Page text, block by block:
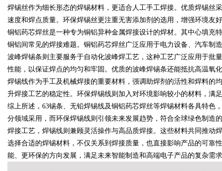
!
Bo
焊锡丝作为细长形态的焊锡材料，更适合人工手工焊接。优质焊锡丝
速度和焊点质量。环保焊锡丝更注重无害添加剂的选用，增强环境友
铜铝药芯焊丝是一种专为铜铝异种金属焊接设计的焊材。其中心填充
铜铝间常见的焊接难题。铜铝药芯焊丝广泛应用于电力设备、汽车制
波峰焊锡条则主要服务于自动化波峰焊工艺，这种工艺广泛应用于批
性能，以保证焊点的均匀和牢固。优质的波峰焊锡条还能抵抗高温氧
焊锡线作为手工及机械焊接的重要材料，强调助焊剂的活性和焊料的
升焊接工艺的稳定性。环保焊锡线则加入对环境影响较小的材料，满
综上所述，63锡条、无铅焊锡线及铜铝药芯焊丝等焊锡材料各具特色
分领域采用，而环保焊锡线则引领未来发展趋势，符合全球绿色制造
焊接工艺，焊锡线则兼顾灵活操作与高品质焊接。这些材料共同推动
选择合适的焊锡材料，不仅关系到焊接质量，也直接影响产品的可靠
能、更环保的方向发展，满足未来智能制造和高端电子产品的复杂需